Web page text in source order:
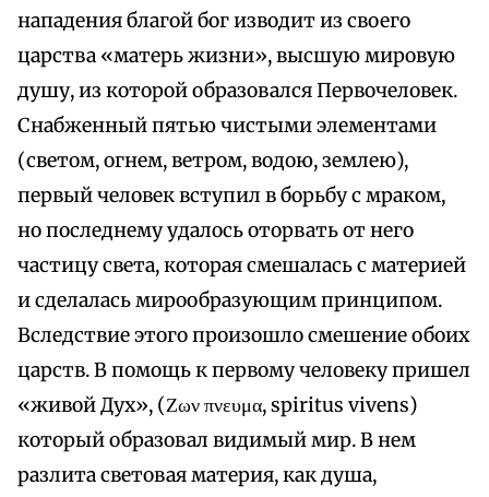
нападения благой бог изводит из своего
царства «матерь жизни», высшую мировую
душу, из которой образовался Первочеловек.
Снабженный пятью чистыми элементами
(светом, огнем, ветром, водою, землею),
первый человек вступил в борьбу с мраком,
но последнему удалось оторвать от него
частицу света, которая смешалась с материей
и сделалась мирообразующим принципом.
Вследствие этого произошло смешение обоих
царств. В помощь к первому человеку пришел
«живой Дух», (Ζων πνευμα, spiritus vivens)
который образовал видимый мир. В нем
разлита световая материя, как душа,